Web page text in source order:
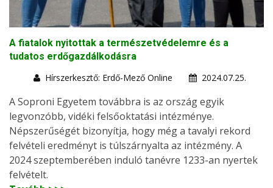
A fiatalok nyitottak a természetvédelemre és a
tudatos erdőgazdálkodásra
Hírszerkesztő: Erdő-Mező Online
2024.07.25.
A Soproni Egyetem továbbra is az ország egyik
legvonzóbb, vidéki felsőoktatási intézménye.
Népszerűségét bizonyítja, hogy még a tavalyi rekord
felvételi eredményt is túlszárnyalta az intézmény. A
2024 szeptemberében induló tanévre 1233-an nyertek
felvételt.